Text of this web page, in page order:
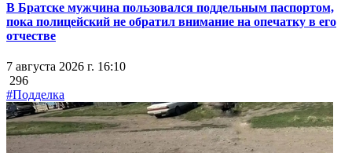
В Братске мужчина пользовался поддельным паспортом,
пока полицейский не обратил внимание на опечатку в его
отчестве
7 августа 2026 г. 16:10
296
#Подделка